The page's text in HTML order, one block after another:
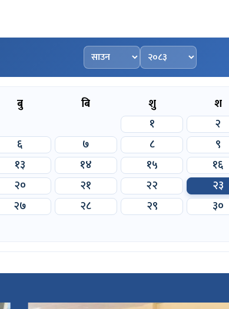
महिना चयन गर्नुहोस्
वर्ष चयन गर्नुहोस्
बु बि शु
श
१
२
६ ७ ८
९
१३ १४ १५
१६
२० २१ २२
२३
२७ २८ २९
३०